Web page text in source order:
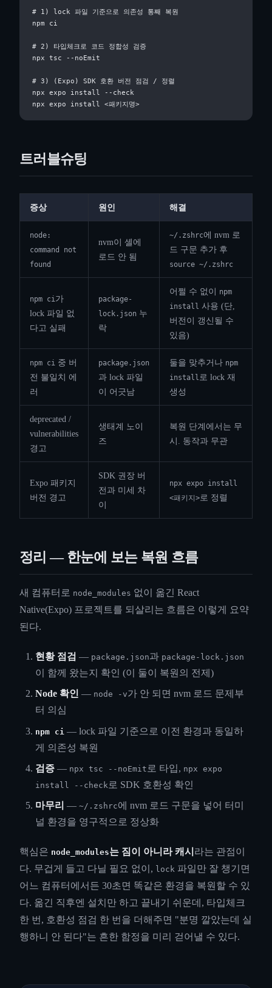
# 1) lock 파일 기준으로 의존성 통째 복원
npm ci
# 2) 타입체크로 코드 정합성 검증
npx tsc --noEmit
# 3) (Expo) SDK 호환 버전 점검 / 정렬
npx expo install --check
트러블슈팅
증상 원인 해결
node:
command not
found
nvm이 셸에
로드 안 됨
~/.zshrc에 nvm 로
드 구문 추가 후
source ~/.zshrc
npm ci 가
lock 파일 없
다고 실패
package-
lock.json 누
락
어쩔 수 없이 npm
install 사용 (단,
버전이 갱신될 수
있음)
npm ci 중 버
전 불일치 에
러
package.json
과 lock 파일
이 어긋남
둘을 맞추거나 npm
install 로 lock 재
생성
deprecated /
vulnerabilities
경고
생태계 노이
즈
복원 단계에서는 무
시. 동작과 무관
Expo 패키지
버전 경고
SDK 권장 버
전과 미세 차
이
npx expo install
<패키지>로 정렬
정리 — 한눈에 보는 복원 흐름
새 컴퓨터로 node_modules 없이 옮긴 React
Native(Expo) 프로젝트를 되살리는 흐름은 이렇게 요약
된다.
현황 점검 — package.json과 package-lock.json
이 함께 왔는지 확인 (이 둘이 복원의 전제)
Node 확인 — node -v가 안 되면 nvm 로드 문제부
터 의심
npm ci — lock 파일 기준으로 이전 환경과 동일하
게 의존성 복원
검증— npx tsc --noEmit 로 타입, npx expo
install --check 로 SDK 호환성 확인
마무리 — ~/.zshrc에 nvm 로드 구문을 넣어 터미
널 환경을 영구적으로 정상화
핵심은 node_modules는 짐이 아니라 캐시 라는 관점이
다. 무겁게 들고 다닐 필요 없이, lock 파일만 잘 챙기면
어느 컴퓨터에서든 30초면 똑같은 환경을 복원할 수 있
다. 옮긴 직후엔 설치만 하고 끝내기 쉬운데, 타입체크
한 번, 호환성 점검 한 번을 더해주면 "분명 깔았는데 실
행하니 안 된다"는 흔한 함정을 미리 걷어낼 수 있다.